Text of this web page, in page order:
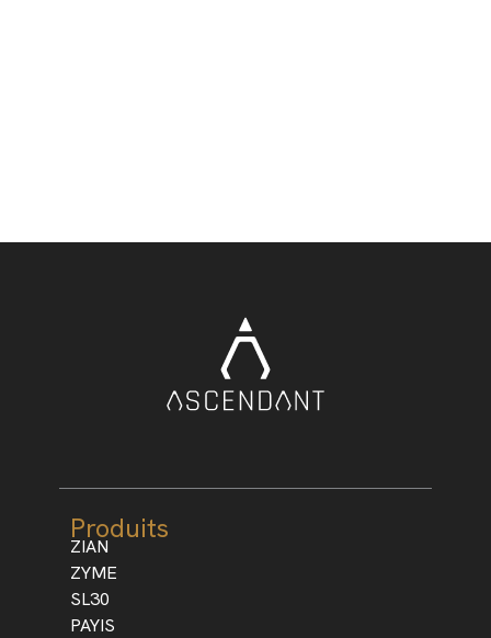
Produits
ZIAN
ZYME
SL30
PAYIS